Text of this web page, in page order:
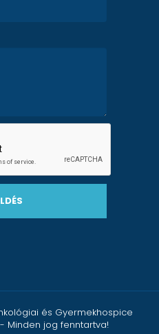
és Gyermekhospice
Minden jog fenntartva!